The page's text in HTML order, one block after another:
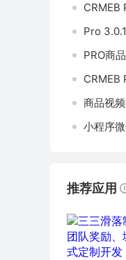
CRMEB
Pro
PRO商
CRMEB
商品视
小程序
推荐应用